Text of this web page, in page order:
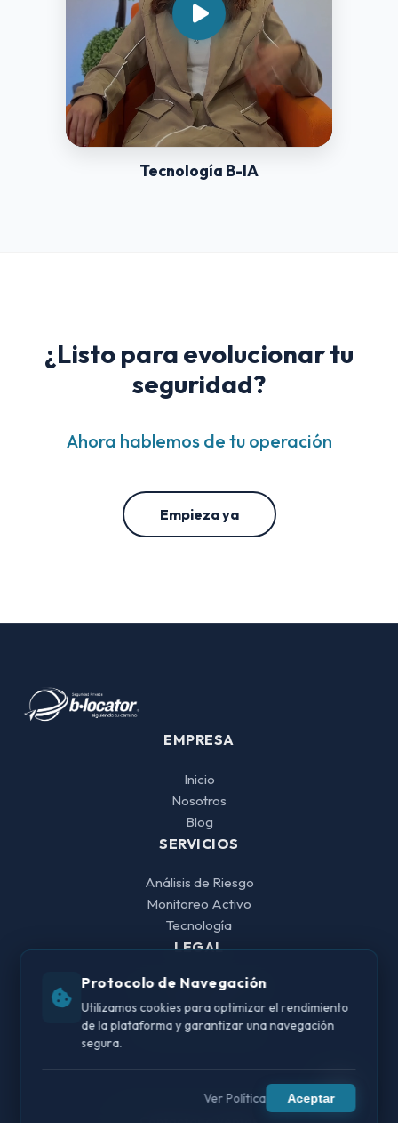
Tecnología B-IA
¿Listo para evolucionar tu
seguridad?
Ahora hablemos de tu operación
Empieza ya
EMPRESA
Inicio
Nosotros
Blog
SERVICIOS
Análisis de Riesgo
Monitoreo Activo
Tecnología
LEGAL
Aviso de Privacidad
Aviso Legal
Política de Cookies
Protocolo de Navegación
Utilizamos cookies para optimizar el rendimiento
de la plataforma y garantizar una navegación
segura.
Ver Política Aceptar